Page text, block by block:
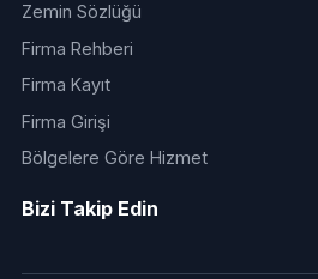
Zemin Sözlüğü
Firma Rehberi
Firma Kayıt
Firma Girişi
Bölgelere Göre Hizmet
Bizi Takip Edin